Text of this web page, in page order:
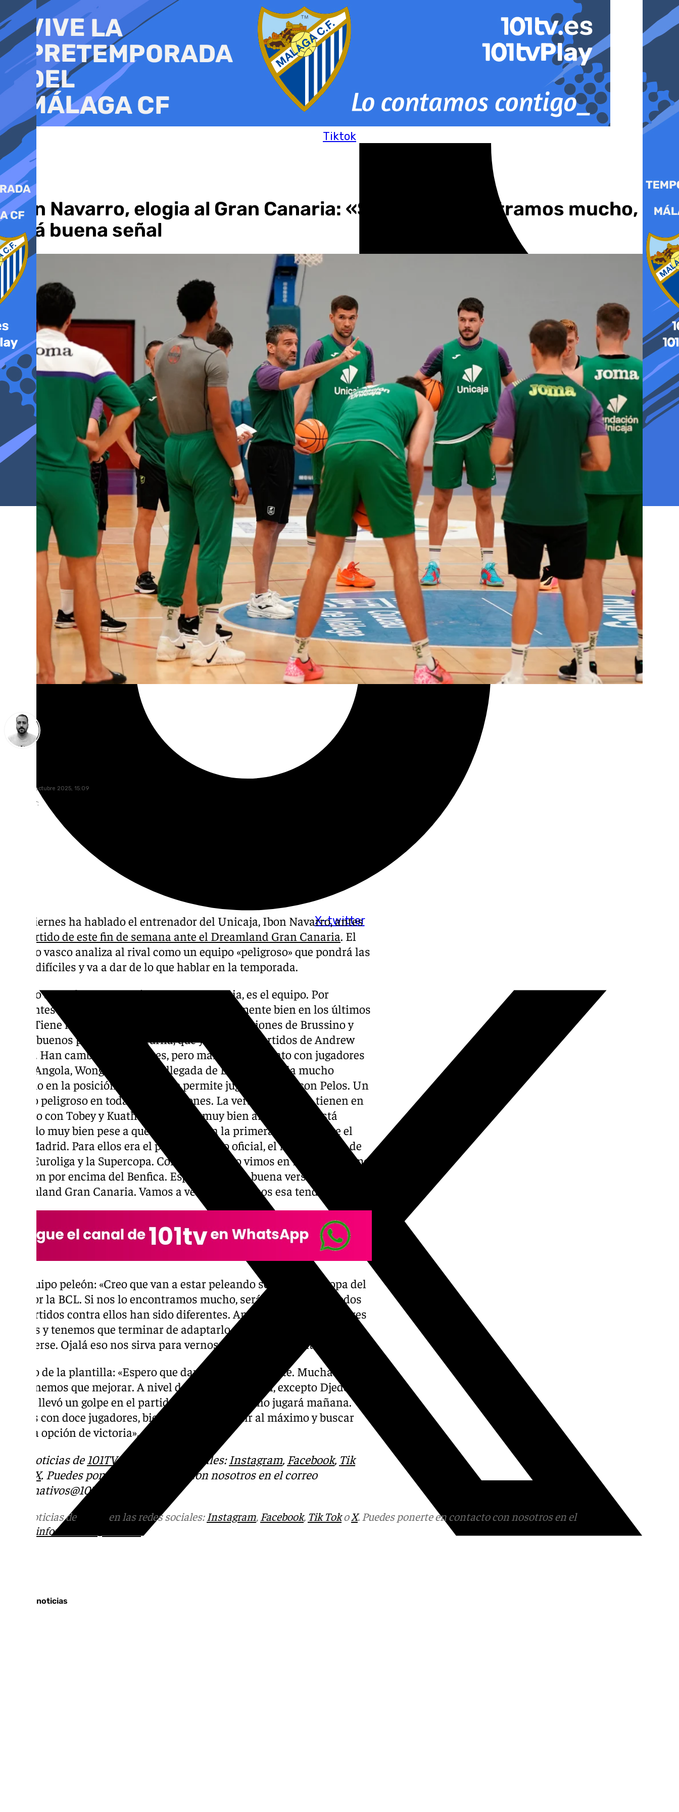
al
contenido
Tiktok
X-twitter
Ibon Navarro, elogia al Gran Canaria: «Si nos lo encontramos mucho,
será buena señal
viernes, 10 octubre 2025, 15:09
Compartir:
Este viernes ha hablado el entrenador del Unicaja, Ibon Navarro, antes
partido de este fin de semana ante el Dreamland Gran Canaria. El
técnico vasco analiza al rival como un equipo «peligroso» que pondrá las
cosas difíciles y va a dar de lo que hablar en la temporada.
Partido ante el Granca: «Más que Gran Canaria, es el equipo. Por
diferentes motivos, no se nos ha dado especialmente bien en los últimos
años. Tiene mucho talento. Recuerdo grandes acciones de Brussino y
Pelos, buenos partidos de Shurna, que ya no está; partidos de Andrew
Albicy. Han cambiado jugadores, pero mantienen talento con jugadores
como Angola, Wong; creo que la llegada de Labeyrie les da mucho
tamaño en la posición de cuatro, le permite jugar de cinco con Pelos. Un
equipo peligroso en todas sus posiciones. La versatilidad que tienen en
el juego con Tobey y Kuath… Un equipo muy bien armado, que está
jugando muy bien pese a que no ganara en la primera jornada ante el
Real Madrid. Para ellos era el primer partido oficial, el Madrid venía de
jugar Euroliga y la Supercopa. Compitieron y lo vimos en Lisboa, el cómo
pasaron por encima del Benfica. Esperamos una buena versión del
Dreamland Gran Canaria. Vamos a ver si cambiamos esa tendencia».
Un equipo peleón: «Creo que van a estar peleando seguro en la Copa del
Rey, por la BCL. Si nos lo encontramos mucho, será buena señal. Todos
los partidos contra ellos han sido diferentes. Ambos tenemos jugadores
nuevos y tenemos que terminar de adaptarlo y todavía hay que
conocerse. Ojalá eso nos sirva para vernos mucho en adelante».
Estado de la plantilla: «Espero que dando pasos adelante. Muchas cosas
que tenemos que mejorar. A nivel de salud todos bien, excepto Djedovic,
que se llevó un golpe en el partido del miércoles y no jugará mañana.
Vamos con doce jugadores, bien, sanos. Competir al máximo y buscar
alguna opción de victoria».
Más noticias de 101TVen las redes sociales: Instagram, Facebook, Tik
X. Puedes ponerte en contacto con nosotros en el correo
informativos@101tv.es
Más noticias de en las redes sociales: Instagram, Facebook, Tik TokoX. Puedes ponerte en contacto con nosotros en el
informativos@101tv.es
Últimas noticias